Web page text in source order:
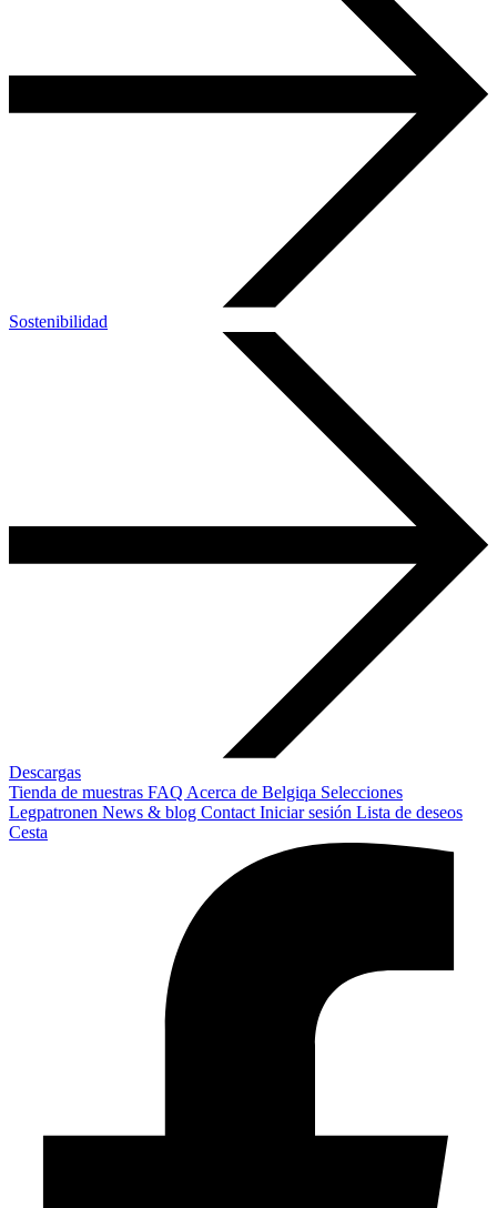
Sostenibilidad
Descargas
Tienda de muestras FAQ Acerca de Belgiqa Selecciones
Legpatronen News & blog Contact Iniciar sesión Lista de deseos
Cesta